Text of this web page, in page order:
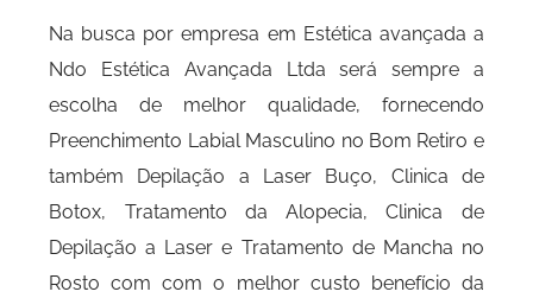
Na busca por empresa em Estética avançada a
Ndo Estética Avançada Ltda será sempre a
escolha de melhor qualidade, fornecendo
Preenchimento Labial Masculino no Bom Retiro e
também Depilação a Laser Buço, Clinica de
Botox, Tratamento da Alopecia, Clinica de
Depilação a Laser e Tratamento de Mancha no
Rosto com com o melhor custo benefício da